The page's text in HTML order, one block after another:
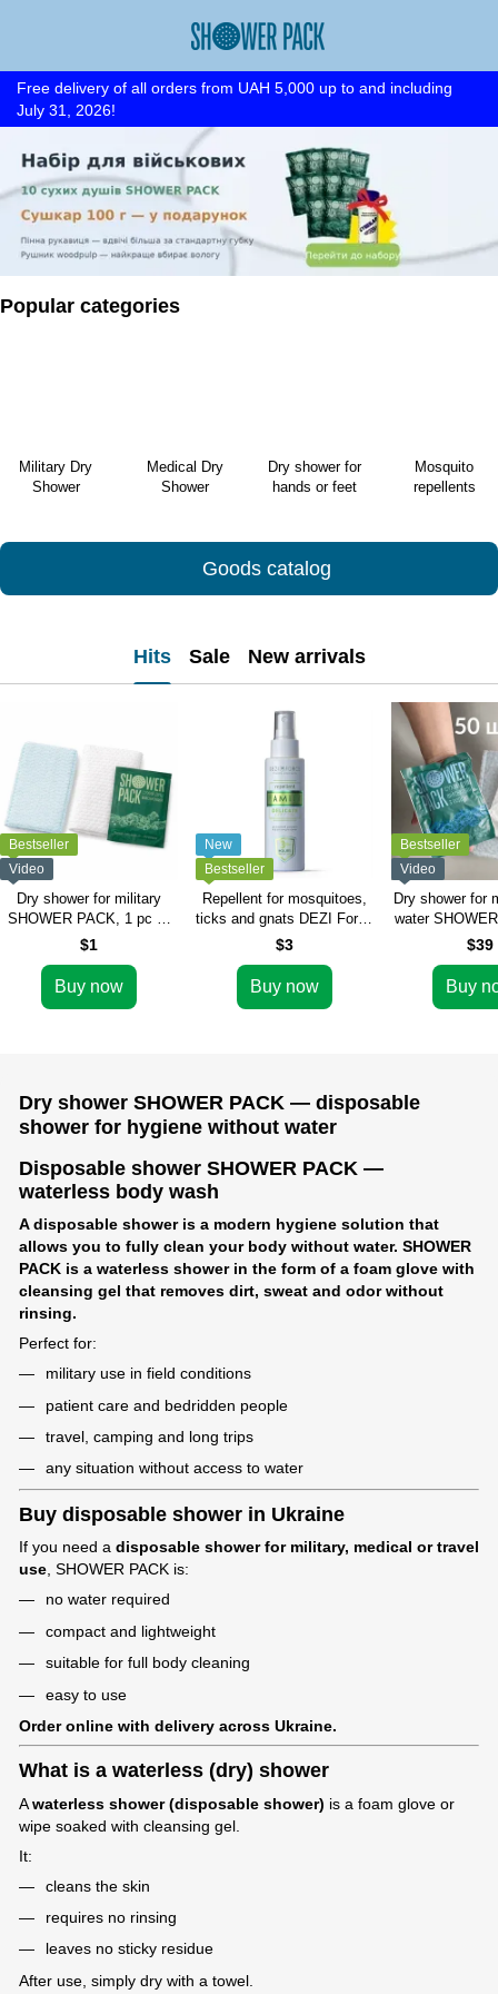
Free delivery of all orders from UAH 5,000 up to and including
July 31, 2026!
Popular categories
Military Dry
Shower
Medical Dry
Shower
Dry shower for
hands or feet
Mosquito
repellents
Goods catalog
Hits Sale New arrivals
Bestseller
Video
Dry shower for military
SHOWER PACK, 1 pc —
foaming mitt and towel, for
shower)
$1
Buy now
New
Bestseller
Repellent for mosquitoes,
ticks and gnats DEZI Force
Family (100 ml spray)
$3
Buy now
Bestseller
Video
Dry shower for
water
pcs — large
disposable
$39
Buy
Dry shower SHOWER PACK — disposable
shower for hygiene without water
Disposable shower SHOWER PACK —
waterless body wash
A disposable shower is a modern hygiene solution that
allows you to fully clean your body without water. SHOWER
PACK is a waterless shower in the form of a foam glove with
cleansing gel that removes dirt, sweat and odor without
rinsing.
Perfect for:
military use in field conditions
patient care and bedridden people
travel, camping and long trips
any situation without access to water
Buy disposable shower in Ukraine
If you need a disposable shower for military, medical or travel
use, SHOWER PACK is:
no water required
compact and lightweight
suitable for full body cleaning
easy to use
Order online with delivery across Ukraine.
What is a waterless (dry) shower
Awaterless shower (disposable shower) is a foam glove or
wipe soaked with cleansing gel.
It:
cleans the skin
requires no rinsing
leaves no sticky residue
After use, simply dry with a towel.